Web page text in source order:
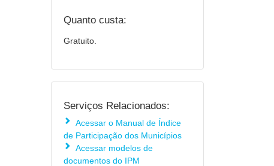
Quanto custa:
Gratuito.
Serviços Relacionados:
Acessar o Manual de Índice
de Participação dos Municípios
Acessar modelos de
documentos do IPM